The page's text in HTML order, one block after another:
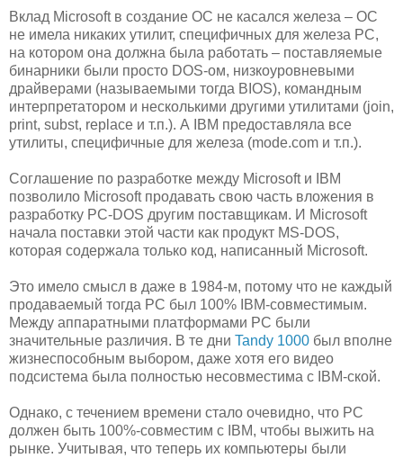
Вклад Microsoft в создание ОС не касался железа – ОС
не имела никаких утилит, специфичных для железа PC,
на котором она должна была работать – поставляемые
бинарники были просто DOS-ом, низкоуровневыми
драйверами (называемыми тогда BIOS), командным
интерпретатором и несколькими другими утилитами (join,
print, subst, replace и т.п.). А IBM предоставляла все
утилиты, специфичные для железа (mode.com и т.п.).
Соглашение по разработке между Microsoft и IBM
позволило Microsoft продавать свою часть вложения в
разработку PC-DOS другим поставщикам. И Microsoft
начала поставки этой части как продукт MS-DOS,
которая содержала только код, написанный Microsoft.
Это имело смысл в даже в 1984-м, потому что не каждый
продаваемый тогда PC был 100% IBM-совместимым.
Между аппаратными платформами PC были
значительные различия. В те дни Tandy 1000 был вполне
жизнеспособным выбором, даже хотя его видео
подсистема была полностью несовместима с IBM-ской.
Однако, с течением времени стало очевидно, что PC
должен быть 100%-совместим с IBM, чтобы выжить на
рынке. Учитывая, что теперь их компьютеры были